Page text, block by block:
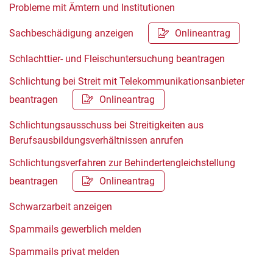
Probleme mit Ämtern und Institutionen
Sachbeschädigung anzeigen Onlineantrag
Schlachttier- und Fleischuntersuchung beantragen
Schlichtung bei Streit mit Telekommunikationsanbieter
beantragen
Onlineantrag
Schlichtungsausschuss bei Streitigkeiten aus
Berufsausbildungsverhältnissen anrufen
Schlichtungsverfahren zur Behindertengleichstellung
beantragen
Onlineantrag
Schwarzarbeit anzeigen
Spammails gewerblich melden
Spammails privat melden